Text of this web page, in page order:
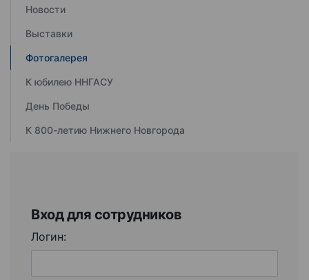
Новости
Выставки
Фотогалерея
К юбилею ННГАСУ
День Победы
К 800-летию Нижнего Новгорода
Вход для сотрудников
Логин: